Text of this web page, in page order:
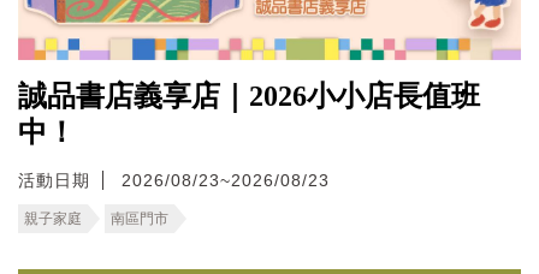
誠品書店義享店｜2026小小店長值班
中！
活動日期 2026/08/23~2026/08/23
親子家庭 南區門市